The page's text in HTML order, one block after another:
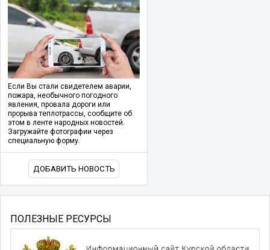
Если Вы стали свидетелем аварии,
пожара, необычного погодного
явления, провала дороги или
прорыва теплотрассы, сообщите об
этом в ленте народных новостей.
Загружайте фотографии через
специальную форму.
ДОБАВИТЬ НОВОСТЬ
ПОЛЕЗНЫЕ РЕСУРСЫ